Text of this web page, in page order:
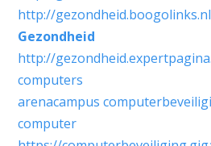
http://gezondheid.boogolinks.nl
Gezondheid
http://
computers
arenacampus
computer